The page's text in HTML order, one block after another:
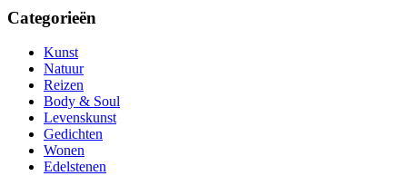
Categorieën
Kunst
Natuur
Reizen
Body & Soul
Levenskunst
Gedichten
Wonen
Edelstenen